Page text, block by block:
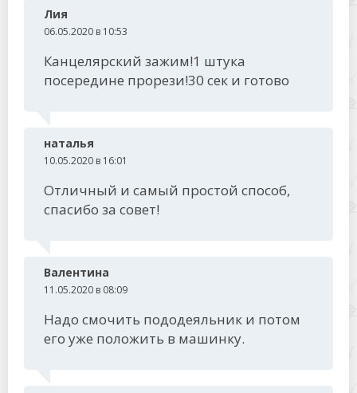
Лия
06.05.2020 в 10:53
Канцелярский зажим!1 штука
посередине прорези!30 сек и готово
наталья
10.05.2020 в 16:01
Отличный и самый простой способ,
спасибо за совет!
Валентина
11.05.2020 в 08:09
Надо смочить пододеяльник и потом
его уже положить в машинку.